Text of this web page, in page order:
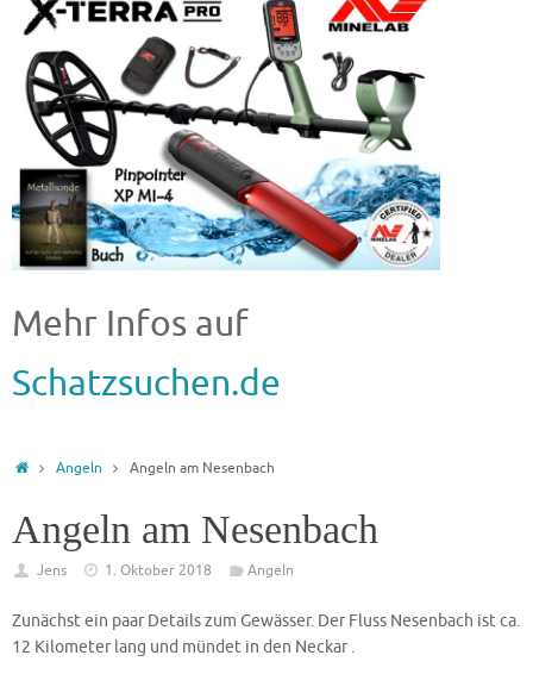
Mehr Infos auf
Schatzsuchen.de
Angeln Angeln am Nesenbach
Angeln am Nesenbach
Jens 1. Oktober 2018 Angeln
Zunächst ein paar Details zum Gewässer. Der Fluss Nesenbach ist ca.
12 Kilometer lang und mündet in den Neckar .